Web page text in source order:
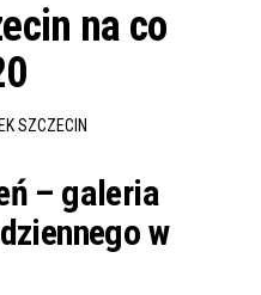
na co
SZCZECIN
– galeria
w